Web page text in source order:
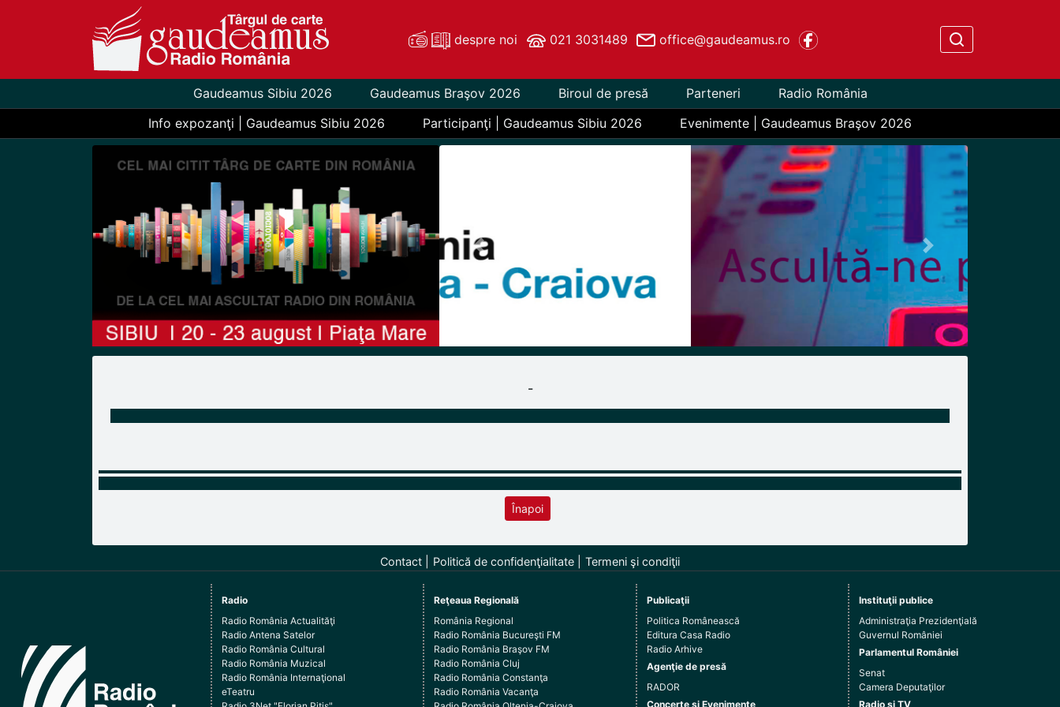
despre noi 021 3031489 office@gaudeamus.ro
Gaudeamus Sibiu 2026 Gaudeamus Braşov 2026 Biroul de presă Parteneri
Radio România
Info expozanţi | Gaudeamus Sibiu 2026
Participanţi | Gaudeamus Sibiu 2026 Evenimente | Gaudeamus Braşov 2026
Previous Next
-
Înapoi
Contact Politică de confidenţialitate Termeni şi condiţii
Radio
Radio România Actualităţi
Radio Antena Satelor
Radio România Cultural
Radio România Muzical
Radio România Internaţional
eTeatru
Reţeaua Regională
România Regional
Radio România Bucureşti FM
Radio România Braşov FM
Radio România Cluj
Radio România Constanţa
Radio România Vacanţa
Publicaţii
Politica Românească
Editura Casa Radio
Radio Arhive
Agenţie de presă
RADOR
Concerte şi Evenimente
Instituţii publice
Administraţia Prezidenţială
Guvernul României
Parlamentul României
Senat
Camera Deputaţilor
Radio şi TV